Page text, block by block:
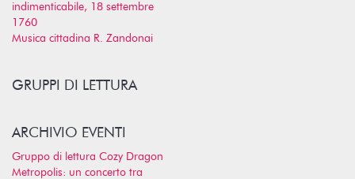
indimenticabile, 18 settembre
1760
Musica cittadina R. Zandonai
GRUPPI DI LETTURA
ARCHIVIO EVENTI
Gruppo di lettura Cozy Dragon
Metropolis: un concerto tra